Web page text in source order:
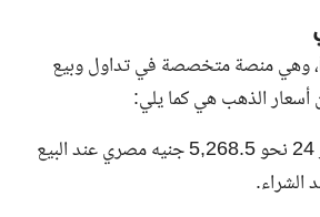
وبحسب موقع iSaaga، وهي منصة متخصصة في تداول وبيع
أسعار الذهب هي كما يلي:
وسجل سعر الذهب عيار 24 نحو 5,268.5 جنيه مصري عند البيع